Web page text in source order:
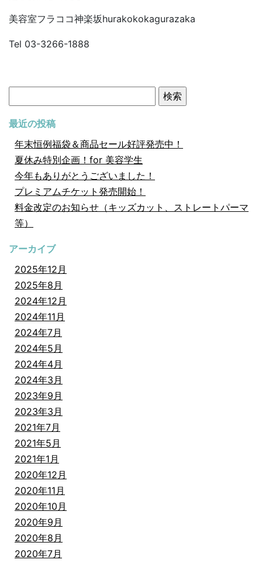
美容室フラココ神楽坂hurakokokagurazaka
Tel 03-3266-1888
索:
最近の投稿
年末恒例福袋＆商品セール好評発売中！
夏休み特別企画！for 美容学生
今年もありがとうございました！
プレミアムチケット発売開始！
料金改定のお知らせ（キッズカット、ストレートパーマ
等）
アーカイブ
2025年12月
2025年8月
2024年12月
2024年11月
2024年7月
2024年5月
2024年4月
2024年3月
2023年9月
2023年3月
2021年7月
2021年5月
2021年1月
2020年12月
2020年11月
2020年10月
2020年9月
2020年8月
2020年7月